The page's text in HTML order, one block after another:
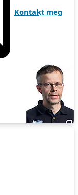
Kontakt meg